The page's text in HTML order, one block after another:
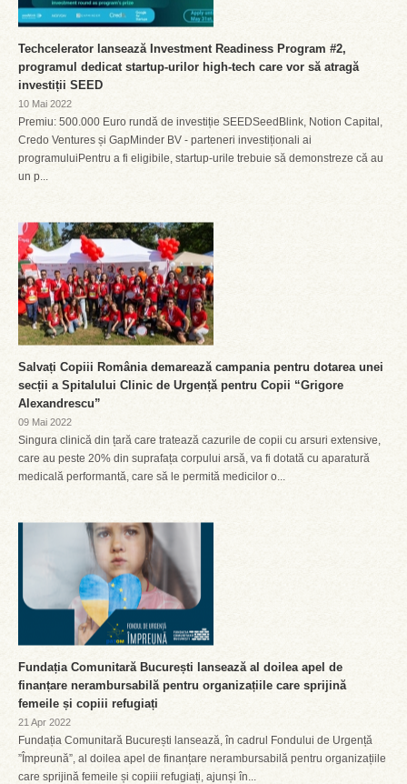
Techcelerator lansează Investment Readiness Program #2,
programul dedicat startup-urilor high-tech care vor să atragă
investiții SEED
10 Mai 2022
Premiu: 500.000 Euro rundă de investiție SEEDSeedBlink, Notion Capital,
Credo Ventures și GapMinder BV - parteneri investiționali ai
programuluiPentru a fi eligibile, startup-urile trebuie să demonstreze că au
un p...
Salvați Copiii România demarează campania pentru dotarea unei
secții a Spitalului Clinic de Urgență pentru Copii “Grigore
Alexandrescu”
09 Mai 2022
Singura clinică din țară care tratează cazurile de copii cu arsuri extensive,
care au peste 20% din suprafața corpului arsă, va fi dotată cu aparatură
medicală performantă, care să le permită medicilor o...
Fundația Comunitară București lansează al doilea apel de
finanțare nerambursabilă pentru organizațiile care sprijină
femeile și copiii refugiați
21 Apr 2022
Fundația Comunitară București lansează, în cadrul Fondului de Urgență
”Împreună”, al doilea apel de finanțare nerambursabilă pentru organizațiile
care sprijină femeile și copiii refugiați, ajunși în...